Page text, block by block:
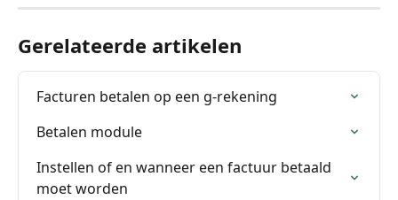
Gerelateerde artikelen
Facturen betalen op een g-rekening
Betalen module
Instellen of en wanneer een factuur betaald
moet worden